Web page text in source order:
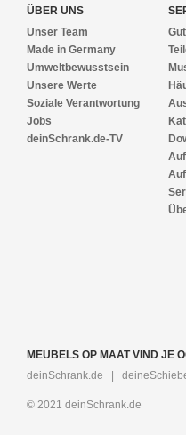
ÜBER UNS
Unser Team
Made in Germany
Umweltbewusstsein
Unsere Werte
Soziale Verantwortung
Jobs
deinSchrank.de-TV
MEUBELS OP MAAT VIND JE
deinSchrank.de |
© 2021 deinSchrank.de